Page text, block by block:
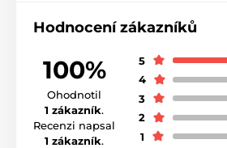
Hodnocení zákazníků
100%
Ohodnotil
1 zákazník.
Recenzi napsal
1 zákazník.
5
4
3
2
1